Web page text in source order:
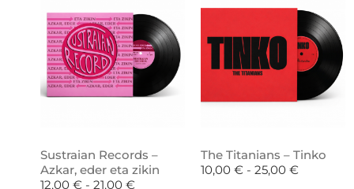
Sustraian Records –
Azkar, eder eta zikin
12,00 € - 21,00 €
The Titanians – Tinko
10,00 € - 25,00 €